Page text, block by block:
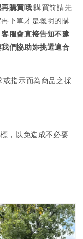
購買哦!購買前請先
下單才是聰明的購
服會直接告知不建
們協助妳挑選適合
或指示而為商品之採
，以免造成不必要